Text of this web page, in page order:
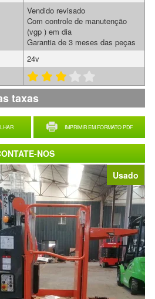
Usado
IMPRIMIR EM FORMATO PDF
Vendido revisado
Com controle de manutenção
(vgp ) em dia
Garantia de 3 meses das peças
24v
taxas
NOS